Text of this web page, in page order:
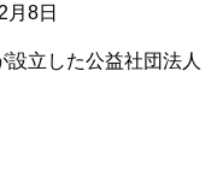
月8日